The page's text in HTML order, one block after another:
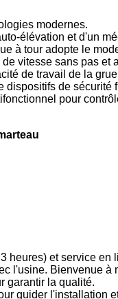
modernes.
élévation et d'un
à tour adopte le
vitesse sans pas
de travail de la grue
dispositifs de
pour
heures) et service en
l'usine. Bienvenue à
garantir la qualité.
guider l'installation